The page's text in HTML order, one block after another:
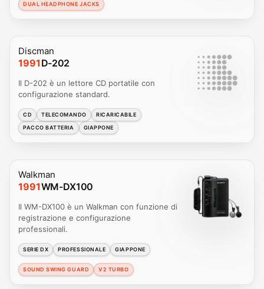
DUAL HEADPHONE JACKS
Discman
1991 D-202
Il D-202 è un lettore CD portatile con
configurazione standard.
CD TELECOMANDO
RICARICABILE
PACCO BATTERIA
GIAPPONE
Walkman
1991WM-DX100
Il WM-DX100 è un Walkman con funzione di
registrazione e configurazione
professionali.
SERIE DX PROFESSIONALE GIAPPONE
SOUND SWING GUARD V2 TURBO